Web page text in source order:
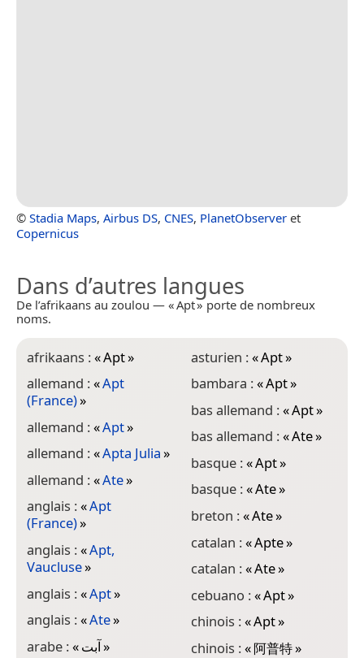
© Stadia Maps, Airbus DS, CNES, PlanetObserver et
Copernicus
Dans d’autres langues
De l’afrikaans au zoulou — « Apt » porte de nombreux
noms.
afrikaans :«Apt»
allemand :«Apt
(France)»
allemand :«Apt»
allemand :«Apta Julia»
allemand :«Ate»
anglais :«Apt
(France)»
anglais :«Apt,
Vaucluse»
anglais :«Apt»
anglais :«Ate»
arabe :«آبت»
asturien :«Apt»
bambara :«Apt»
bas allemand :«Apt»
bas allemand :«Ate»
basque :«Apt»
basque :«Ate»
breton :«Ate»
catalan :«Apte»
catalan :«Ate»
cebuano :«Apt»
chinois :«Apt»
chinois :«阿普特»